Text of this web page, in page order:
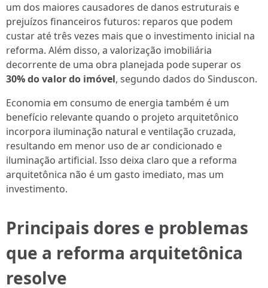
um dos maiores causadores de danos estruturais e
prejuízos financeiros futuros: reparos que podem
custar até três vezes mais que o investimento inicial na
reforma. Além disso, a valorização imobiliária
decorrente de uma obra planejada pode superar os
30% do valor do imóvel, segundo dados do Sinduscon.
Economia em consumo de energia também é um
benefício relevante quando o projeto arquitetônico
incorpora iluminação natural e ventilação cruzada,
resultando em menor uso de ar condicionado e
iluminação artificial. Isso deixa claro que a reforma
arquitetônica não é um gasto imediato, mas um
investimento.
Principais dores e problemas
que a reforma arquitetônica
resolve